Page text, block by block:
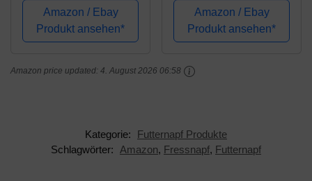
Silikonunterlage |
Edelstahl Futternapf
mit Unterlage für Hund
Amazon / Ebay
Produkt ansehen*
H: 36 cm
Amazon / Ebay
Produkt ansehen*
Amazon price updated: 4. August 2026 06:58
Kategorie:
Futternapf Produkte
Schlagwörter:
Amazon, Fressnapf, Futternapf